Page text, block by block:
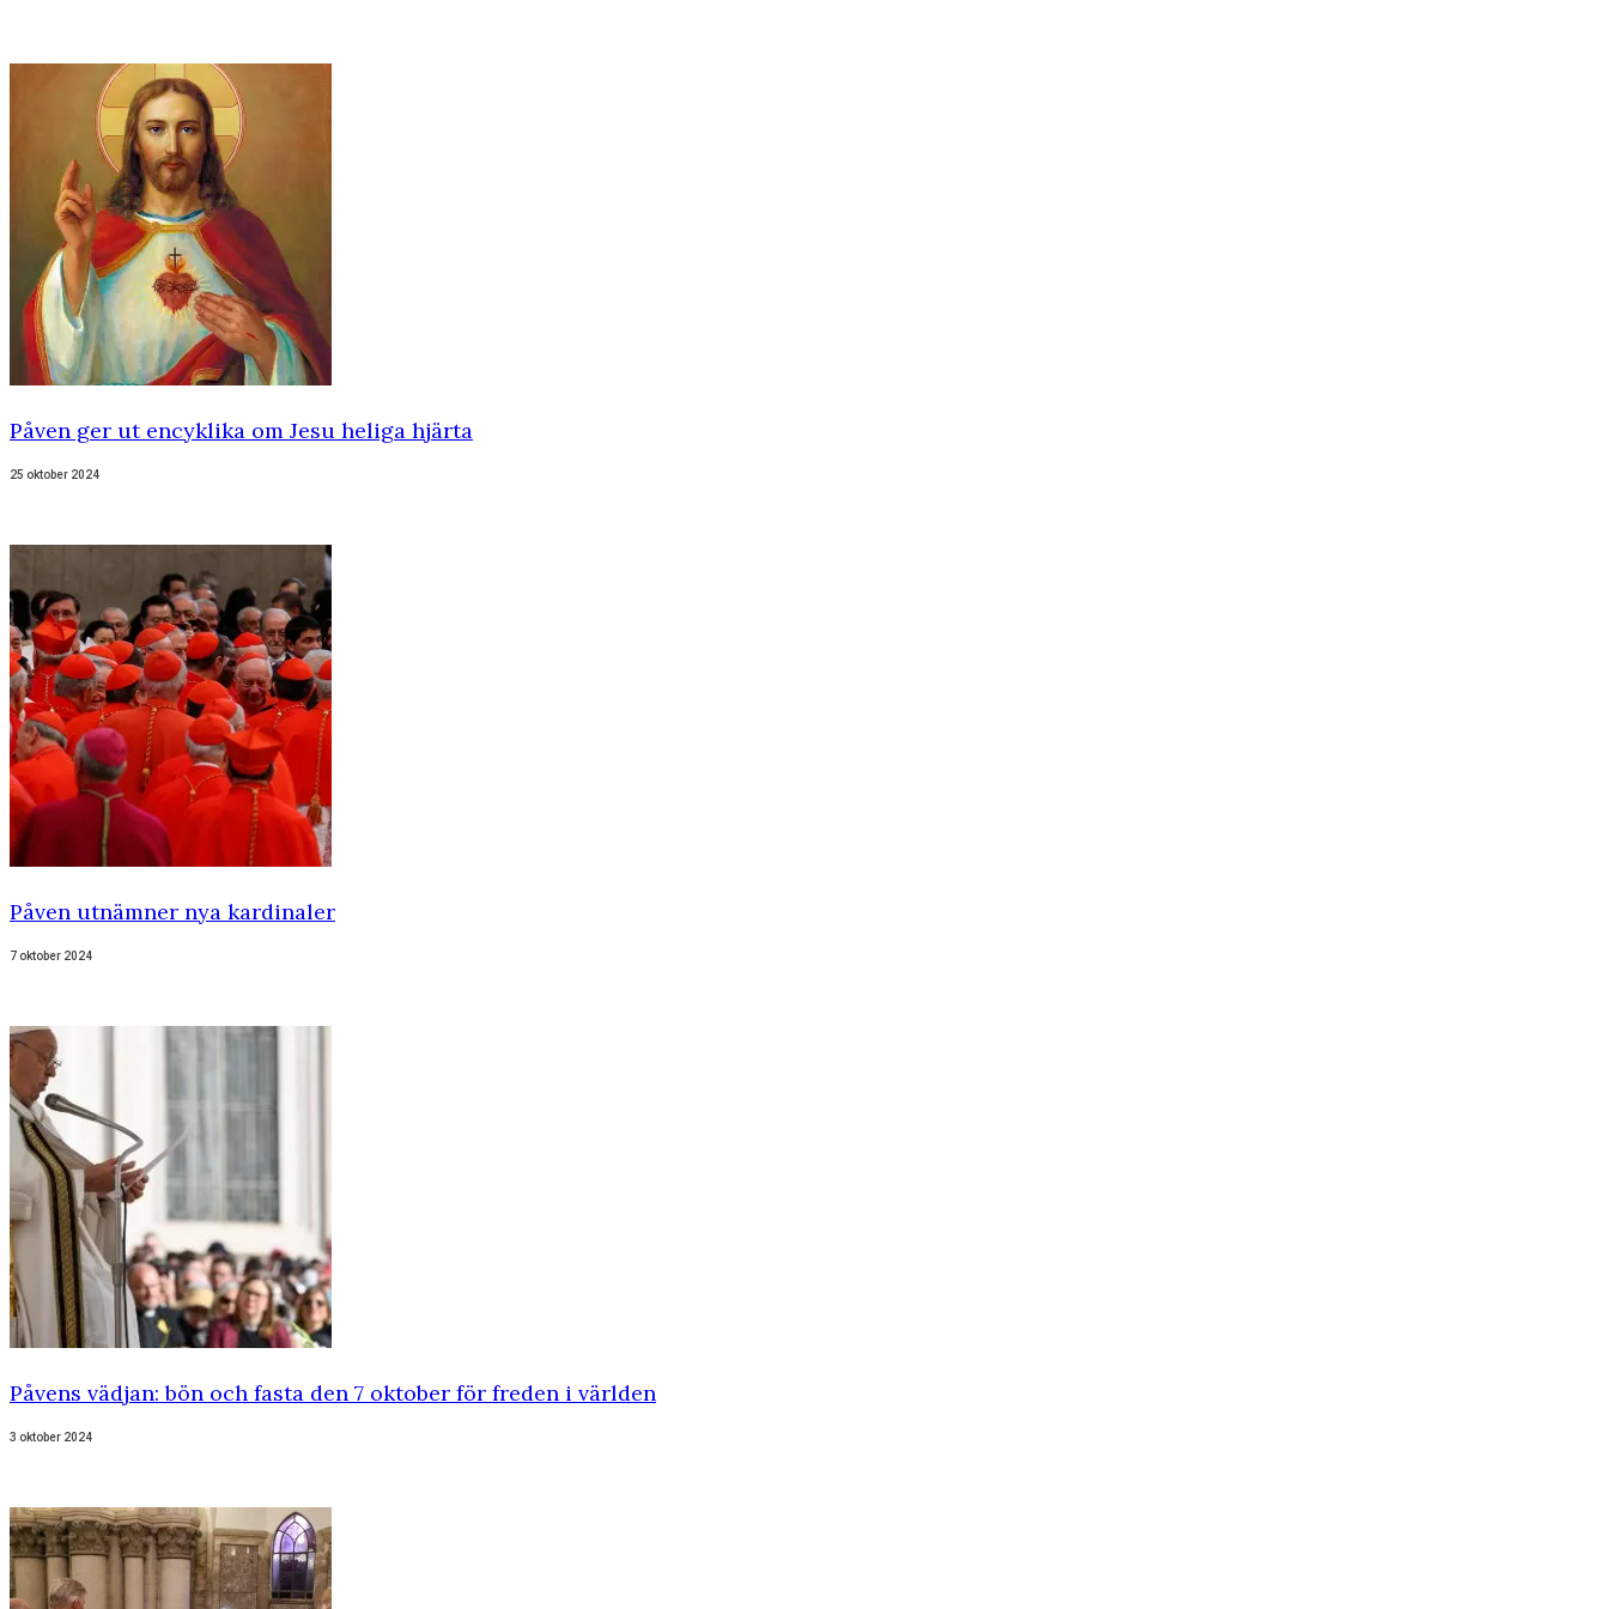
Påven ger ut encyklika om Jesu heliga hjärta
25 oktober 2024
Påven utnämner nya kardinaler
7 oktober 2024
Påvens vädjan: bön och fasta den 7 oktober för freden i världen
3 oktober 2024